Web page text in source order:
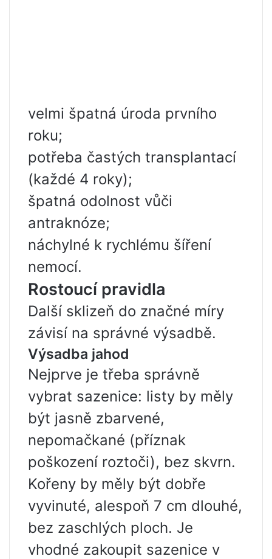
velmi špatná úroda prvního
roku;
potřeba častých transplantací
(každé 4 roky);
špatná odolnost vůči
antraknóze;
náchylné k rychlému šíření
nemocí.
Rostoucí pravidla
Další sklizeň do značné míry
závisí na správné výsadbě.
Výsadba jahod
Nejprve je třeba správně
vybrat sazenice: listy by měly
být jasně zbarvené,
nepomačkané (příznak
poškození roztoči), bez skvrn.
Kořeny by měly být dobře
vyvinuté, alespoň 7 cm dlouhé,
bez zaschlých ploch. Je
vhodné zakoupit sazenice v